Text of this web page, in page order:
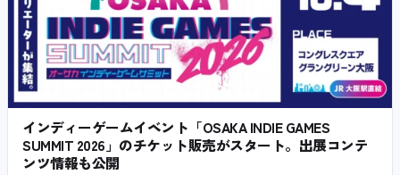
インディーゲームイベント「OSAKA INDIE GAMES
SUMMIT 2026」のチケット販売がスタート。出展コンテ
ンツ情報も公開